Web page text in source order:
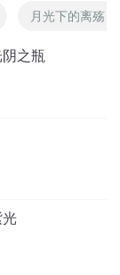
月光下的离殇
之瓶
光